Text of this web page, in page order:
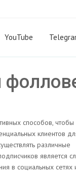
YouTube
способов, чтобы
клиентов
различные
является
в социальных сетях